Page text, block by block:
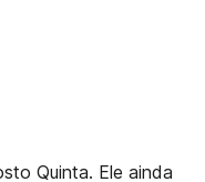
Quinta. Ele ainda